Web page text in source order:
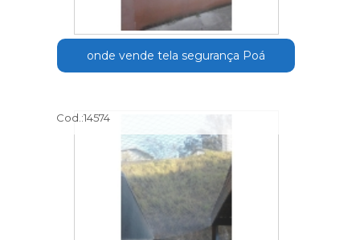
onde vende tela segurança Poá
Cod.:14574